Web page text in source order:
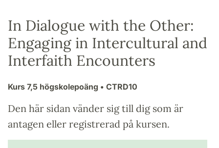
In Dialogue with the Other:
Engaging in Intercultural and
Interfaith Encounters
Kurs 7,5 högskolepoäng • CTRD10
Den här sidan vänder sig till dig som är
antagen eller registrerad på kursen.